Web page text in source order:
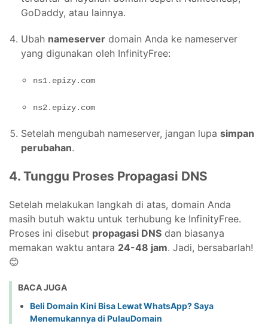
GoDaddy, atau lainnya.
Ubah nameserver domain Anda ke nameserver
yang digunakan oleh InfinityFree:
ns1.epizy.com
ns2.epizy.com
Setelah mengubah nameserver, jangan lupa simpan
perubahan.
4. Tunggu Proses Propagasi DNS
Setelah melakukan langkah di atas, domain Anda
masih butuh waktu untuk terhubung ke InfinityFree.
Proses ini disebut propagasi DNS dan biasanya
memakan waktu antara 24-48 jam. Jadi, bersabarlah!
😊
BACA JUGA
Beli Domain Kini Bisa Lewat WhatsApp? Saya
Menemukannya di PulauDomain